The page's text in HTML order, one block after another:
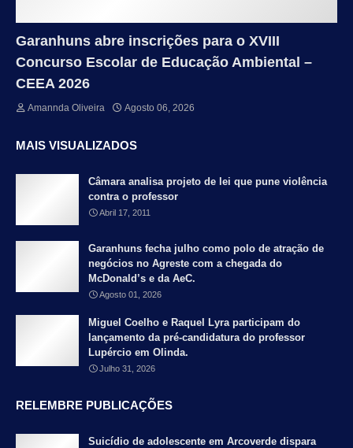
Garanhuns abre inscrições para o XVIII
Concurso Escolar de Educação Ambiental –
CEEA 2026
Amannda Oliveira Agosto 06, 2026
MAIS VISUALIZADOS
Câmara analisa projeto de lei que pune violência
contra o professor
Abril 17, 2011
Garanhuns fecha julho como polo de atração de
negócios no Agreste com a chegada do
McDonald’s e da AeC.
Agosto 01, 2026
Miguel Coelho e Raquel Lyra participam do
lançamento da pré-candidatura do professor
Lupércio em Olinda.
Julho 31, 2026
RELEMBRE PUBLICAÇÕES
Suicídio de adolescente em Arcoverde dispara